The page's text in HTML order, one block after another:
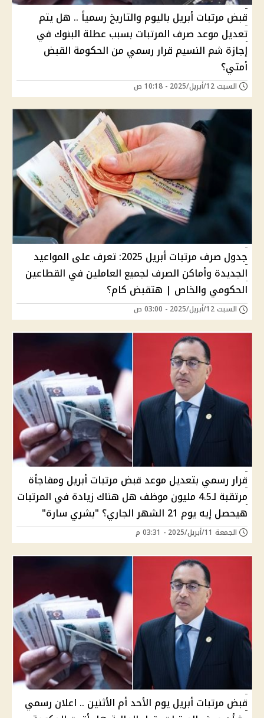
قبض مرتبات أبريل باليوم والتاريخ رسمياً .. هل يتم
تعديل موعد صرف المرتبات بسبب عطلة البنوك في
إجازة شم النسيم قرار رسمي من الحكومة القبض
أمتي؟
السبت 12/أبريل/2025 - 10:18 ص
جدول صرف مرتبات أبريل 2025: تعرف على المواعيد
الجديدة وأماكن الصرف لجميع العاملين في القطاعين
الحكومي والخاص | هتقبض كام؟
السبت 12/أبريل/2025 - 03:00 ص
قرار رسمي بتعديل موعد قبض مرتبات أبريل ومفاجأة
مرتقبة لـ4.5 مليون موظف هل هناك زيادة في المرتبات
هيحصل إيه يوم 21 الشهر الجاري؟ "بشري سارة"
الجمعة 11/أبريل/2025 - 03:31 م
قبض مرتبات أبريل يوم الأحد أم الأثنين .. اعلان رسمي